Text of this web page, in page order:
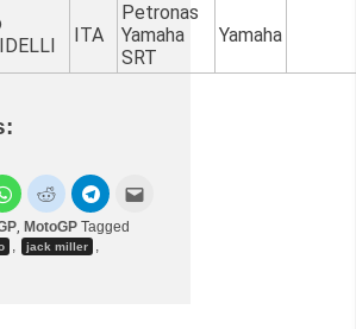
ITA
Petronas
Yamaha
SRT
Yamaha
, MotoGP Tagged
, jack miller ,